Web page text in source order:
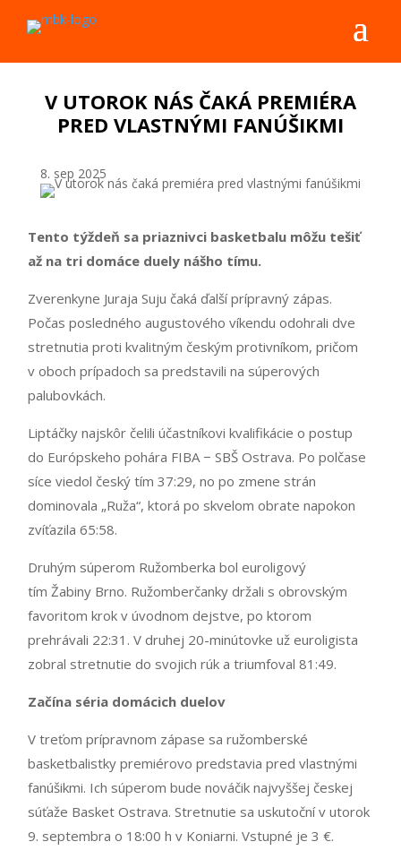
V UTOROK NÁS ČAKÁ PREMIÉRA
PRED VLASTNÝMI FANÚŠIKMI
8. sep 2025
Tento týždeň sa priaznivci basketbalu môžu tešiť
až na tri domáce duely nášho tímu.
Zverenkyne Juraja Suju čaká ďalší prípravný zápas.
Počas posledného augustového víkendu odohrali dve
stretnutia proti kvalitným českým protivníkom, pričom
v oboch prípadoch sa predstavili na súperových
palubovkách.
Liptáčky najskôr čelili účastníkovi kvalifikácie o postup
do Európskeho pohára FIBA − SBŠ Ostrava. Po polčase
síce viedol český tím 37:29, no po zmene strán
dominovala „Ruža“, ktorá po skvelom obrate napokon
zvíťazila 65:58.
Druhým súperom Ružomberka bol euroligový
tím Žabiny Brno. Ružomberčanky držali s obrovským
favoritom krok v úvodnom dejstve, po ktorom
prehrávali 22:31. V druhej 20-minútovke už euroligista
zobral stretnutie do svojich rúk a triumfoval 81:49.
Začína séria domácich duelov
V treťom prípravnom zápase sa ružomberské
basketbalistky premiérovo predstavia pred vlastnými
fanúšikmi. Ich súperom bude nováčik najvyššej českej
súťaže Basket Ostrava. Stretnutie sa uskutoční v utorok
9. septembra o 18:00 h v Koniarni. Vstupné je 3 €.